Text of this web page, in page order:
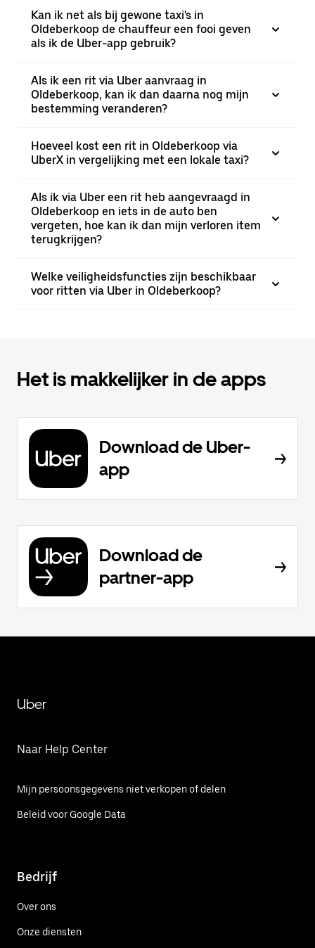
Kan ik net als bij gewone taxi's in
Oldeberkoop de chauffeur een fooi geven
als ik de Uber-app gebruik?
Als ik een rit via Uber aanvraag in
Oldeberkoop, kan ik dan daarna nog mijn
bestemming veranderen?
Hoeveel kost een rit in Oldeberkoop via
UberX in vergelijking met een lokale taxi?
Als ik via Uber een rit heb aangevraagd in
Oldeberkoop en iets in de auto ben
vergeten, hoe kan ik dan mijn verloren item
terugkrijgen?
Welke veiligheidsfuncties zijn beschikbaar
voor ritten via Uber in Oldeberkoop?
Het is makkelijker in de apps
Download de Uber-
app
Download de
partner-app
Uber
Naar Help Center
Mijn persoonsgegevens niet verkopen of delen
Beleid voor Google Data
Bedrijf
Over ons
Onze diensten